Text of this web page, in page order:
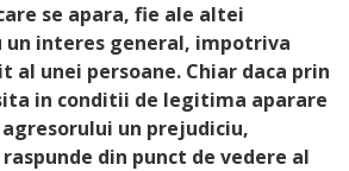
se apara, fie ale altei
un interes general, impotriva
al unei persoane. Chiar daca prin
in conditii de legitima aparare
agresorului un prejudiciu,
din punct de vedere al